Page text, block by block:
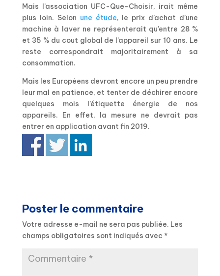
Mais l’association UFC-Que-Choisir, irait même
plus loin. Selon une étude, le prix d’achat d’une
machine à laver ne représenterait qu’entre 28 %
et 35 % du cout global de l’appareil sur 10 ans. Le
reste correspondrait majoritairement à sa
consommation.
Mais les Européens devront encore un peu prendre
leur mal en patience, et tenter de déchirer encore
quelques mois l’étiquette énergie de nos
appareils. En effet, la mesure ne devrait pas
entrer en application avant fin 2019.
Poster le commentaire
Votre adresse e-mail ne sera pas publiée. Les
champs obligatoires sont indiqués avec *